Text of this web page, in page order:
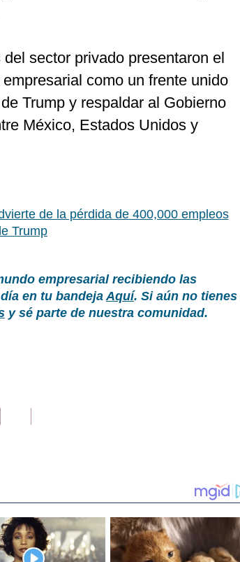
sector privado presentaron el
como un frente unido
Trump y respaldar al Gobierno
México, Estados Unidos y
de la pérdida de 400,000 empleos
Trump
empresarial recibiendo las
en tu bandejaAquí. Si aún no tienes
y sé parte de nuestra comunidad.